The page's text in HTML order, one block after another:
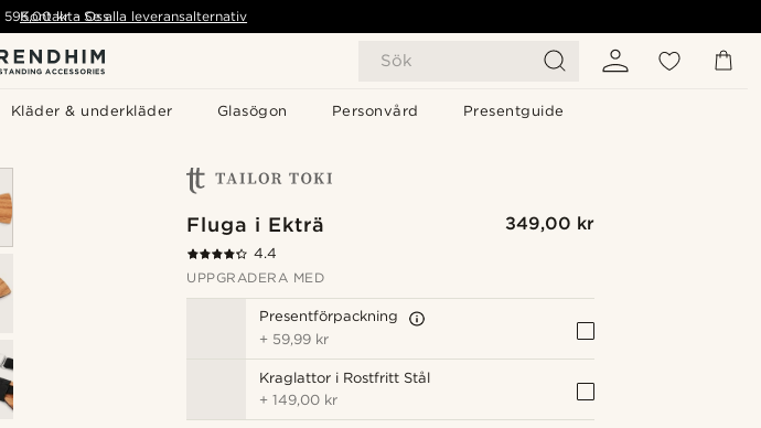
Sök
Kläder & underkläder Glasögon Personvård Presentguide
595,00 kr - Se alla leveransalternativ
Kontakta Oss
Fluga i Ekträ 349,00 kr
4.4
UPPGRADERA MED
Presentförpackning
+ 59,99 kr
Kraglattor i Rostfritt Stål
+149,00 kr